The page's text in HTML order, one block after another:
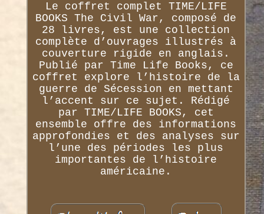
Le coffret complet TIME/LIFE
BOOKS The Civil War, composé de
28 livres, est une collection
complète d’ouvrages illustrés à
couverture rigide en anglais.
Publié par Time Life Books, ce
coffret explore l’histoire de la
guerre de Sécession en mettant
l’accent sur ce sujet. Rédigé
par TIME/LIFE BOOKS, cet
ensemble offre des informations
approfondies et des analyses sur
l’une des périodes les plus
importantes de l’histoire
américaine.